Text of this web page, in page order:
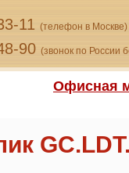
11 (телефон в Москве)
90 (звонок по России
Офисная